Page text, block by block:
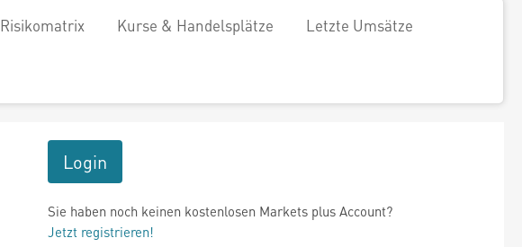
Risikomatrix Kurse & Handelsplätze Letzte Umsätze
Login
Sie haben noch keinen kostenlosen Markets plus Account?
Jetzt registrieren!